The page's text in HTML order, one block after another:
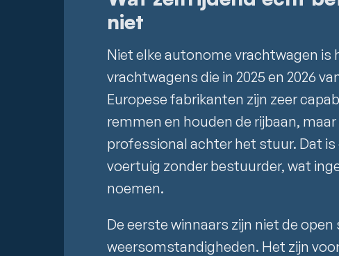
niet
Niet elke autonome vrachtwagen is
vrachtwagens die in 2025 en 2026
Europese fabrikanten zijn zeer
remmen en houden de rijbaan,
professional achter het stuur. Dat
voertuig zonder bestuurder, wat
noemen.
De eerste winnaars zijn niet de
weersomstandigheden. Het zijn